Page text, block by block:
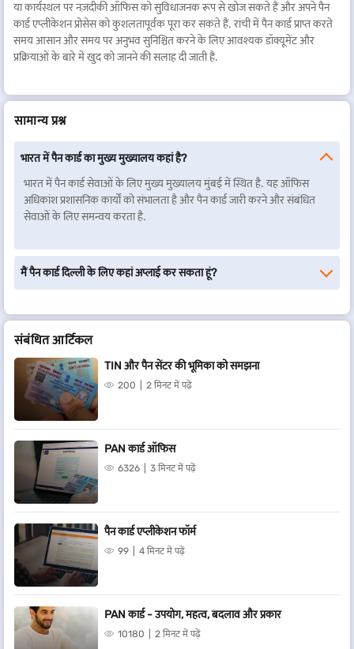
या कार्यस्थल पर नज़दीकी ऑफिस को सुविधाजनक रूप से खोज सकते हैं और अपने पैन
कार्ड एप्लीकेशन प्रोसेस को कुशलतापूर्वक पूरा कर सकते हैं. रांची में पैन कार्ड प्राप्त करते
समय आसान और समय पर अनुभव सुनिश्चित करने के लिए आवश्यक डॉक्यूमेंट और
प्रक्रियाओं के बारे में खुद को जानने की सलाह दी जाती है.
सामान्य प्रश्न
भारत में पैन कार्ड का मुख्य मुख्यालय कहां है?
भारत में पैन कार्ड सेवाओं के लिए मुख्य मुख्यालय मुंबई में स्थित है. यह ऑफिस
अधिकांश प्रशासनिक कार्यों को संभालता है और पैन कार्ड जारी करने और संबंधित
सेवाओं के लिए समन्वय करता है.
मैं पैन कार्ड दिल्ली के लिए कहां अप्लाई कर सकता हूं?
संबंधित आर्टिकल
TIN और पैन सेंटर की भूमिका को समझना
200 2 मिनट में पढ़ें
PAN कार्ड ऑफिस
6326 3 मिनट में पढ़ें
पैन कार्ड एप्लीकेशन फॉर्म
99 4 मिनट में पढ़ें
PAN कार्ड - उपयोग, महत्व, बदलाव और प्रकार
10180 2 मिनट में पढ़ें